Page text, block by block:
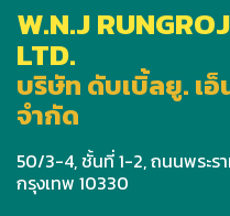
W.N.J
LTD.
บริษัท ดับเบิ้ลยู. เอ็
จำกัด
50/3-4, ชั้นที่ 1-2, ถนนพระร
กรุงเทพ 10330